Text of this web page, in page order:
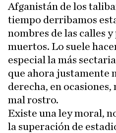
Afganistán de los
tiempo derribamos
nombres de las calles
muertos. Lo suele
especial la más
que ahora justamente
derecha, en
mal rostro.
Existe una ley moral,
la superación de